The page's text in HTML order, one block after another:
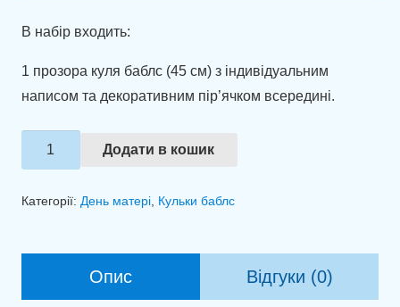
В набір входить:
1 прозора куля баблс (45 см) з індивідуальним
написом та декоративним пір’ячком всередині.
Подарункова
куля
Додати в кошик
Категорії: День матері, Кульки баблс
Опис Відгуки (0)